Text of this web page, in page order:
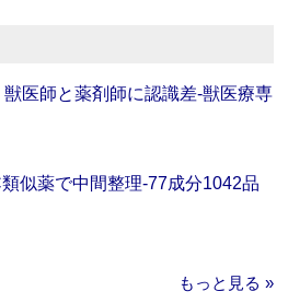
獣医師と薬剤師に認識差‐獣医療専
似薬で中間整理‐77成分1042品
もっと見る »